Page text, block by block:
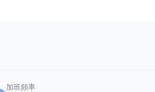
加班頻率